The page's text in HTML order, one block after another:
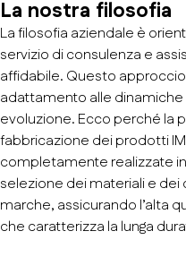
La nostra filosofia
La filosofia aziendale è
servizio di consulenza e
affidabile. Questo
adattamento alle
evoluzione. Ecco perché la
fabbricazione dei prodotti
completamente realizzate
selezione dei materiali e
marche, assicurando l’alta
che caratterizza la lunga